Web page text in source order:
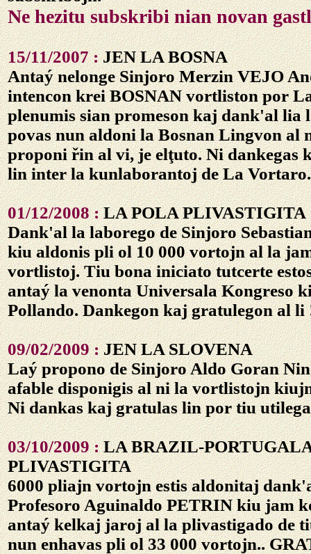
Ne hezitu subskribi nian novan
15/11/2007 :JEN LA BOSNA
Antaý nelonge Sinjoro Merzin VEJO
intencon krei BOSNAN vortliston por
plenumis sian promeson kaj dank'al lia
povas nun aldoni la Bosnan Lingvon al
proponi řin al vi, je elţuto. Ni dankegas
lin inter la kunlaborantoj de La Vortaro.
01/12/2008 :LA POLA PLIVASTIGITA
Dank'al la laborego de Sinjoro
kiu aldonis pli ol 10 000 vortojn al la
vortlistoj. Tiu bona iniciato tutcerte
antaý la venonta Universala Kongreso
Pollando. Dankegon kaj gratulegon al li
09/02/2009 :JEN LA SLOVENA
Laý propono de Sinjoro Aldo Goran
afable disponigis al ni la vortlistojn
Ni dankas kaj gratulas lin por tiu
03/10/2009 :LA BRAZIL-
PLIVASTIGITA
6000 pliajn vortojn estis aldonitaj
Profesoro Aguinaldo PETRIN kiu jam
antaý kelkaj jaroj al la plivastigado de
nun enhavas pli ol 33 000 vortojn..